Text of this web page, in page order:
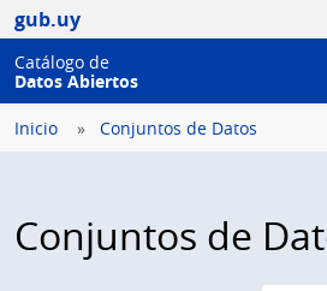
gub.uy
Catálogo de
Datos Abiertos
Inicio Conjuntos de Datos
Conjuntos de